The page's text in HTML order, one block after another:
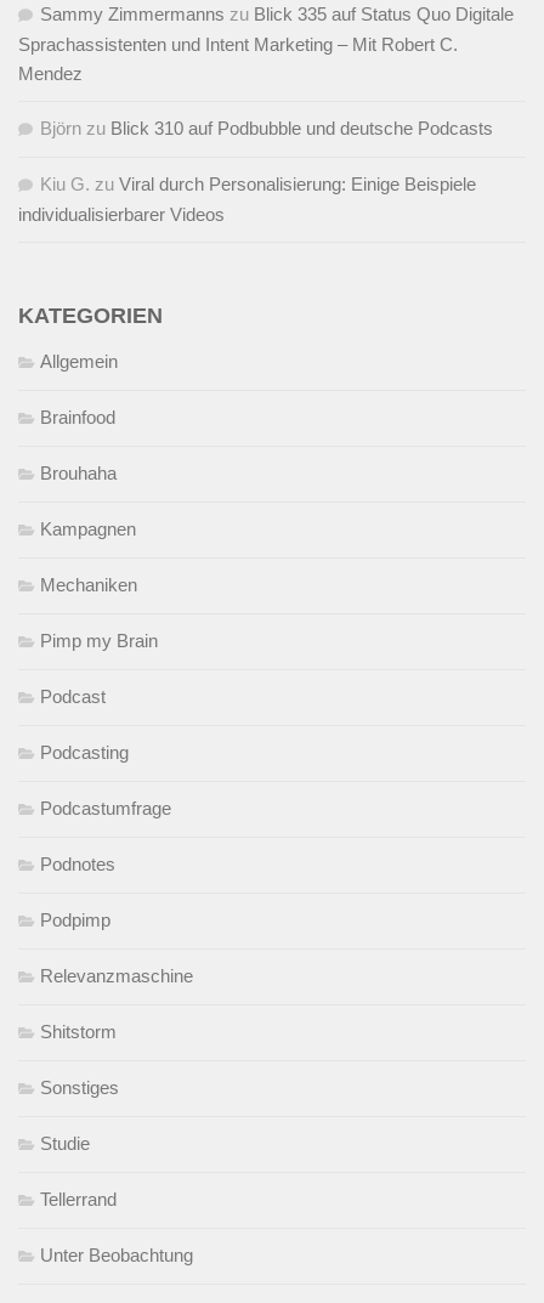
Sammy Zimmermanns zu Blick 335 auf Status Quo Digitale
Sprachassistenten und Intent Marketing – Mit Robert C.
Mendez
Björn zu Blick 310 auf Podbubble und deutsche Podcasts
Kiu G. zu Viral durch Personalisierung: Einige Beispiele
individualisierbarer Videos
KATEGORIEN
Allgemein
Brainfood
Brouhaha
Kampagnen
Mechaniken
Pimp my Brain
Podcast
Podcasting
Podcastumfrage
Podnotes
Podpimp
Relevanzmaschine
Shitstorm
Sonstiges
Studie
Tellerrand
Unter Beobachtung